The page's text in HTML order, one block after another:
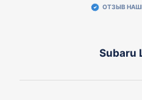
ОТЗЫВ
Subaru